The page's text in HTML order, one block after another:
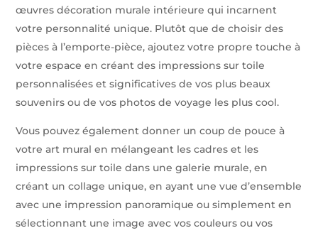
œuvres décoration murale intérieure qui incarnent
votre personnalité unique. Plutôt que de choisir des
pièces à l’emporte-pièce, ajoutez votre propre touche à
votre espace en créant des impressions sur toile
personnalisées et significatives de vos plus beaux
souvenirs ou de vos photos de voyage les plus cool.
Vous pouvez également donner un coup de pouce à
votre art mural en mélangeant les cadres et les
impressions sur toile dans une galerie murale, en
créant un collage unique, en ayant une vue d’ensemble
avec une impression panoramique ou simplement en
sélectionnant une image avec vos couleurs ou vos